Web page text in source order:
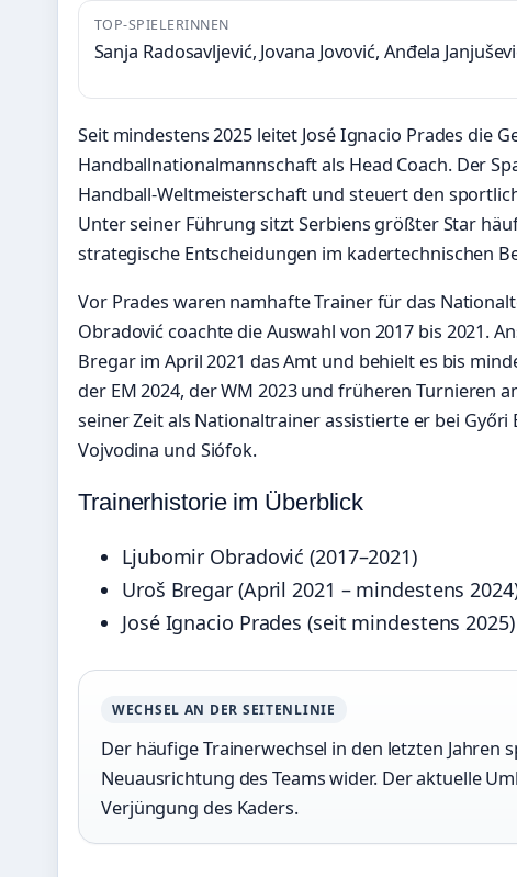
TOP-SPIELERINNEN
Sanja Radosavljević, Jovana Jovović, Anđela
Seit mindestens 2025 leitet José Ignacio Prades die
Handballnationalmannschaft als Head Coach. Der
Handball-Weltmeisterschaft und steuert den
Unter seiner Führung sitzt Serbiens größter Star
strategische Entscheidungen im kadertechnischen
Vor Prades waren namhafte Trainer für das
Obradović coachte die Auswahl von 2017 bis 2021.
Bregar im April 2021 das Amt und behielt es bis
der EM 2024, der WM 2023 und früheren Turnieren
seiner Zeit als Nationaltrainer assistierte er bei
Vojvodina und Siófok.
Trainerhistorie im Überblick
Ljubomir Obradović (2017–2021)
Uroš Bregar (April 2021 – mindestens
José Ignacio Prades (seit mindestens 2025)
WECHSEL AN DER SEITENLINIE
Der häufige Trainerwechsel in den letzten Jahren
Neuausrichtung des Teams wider. Der aktuelle
Verjüngung des Kaders.